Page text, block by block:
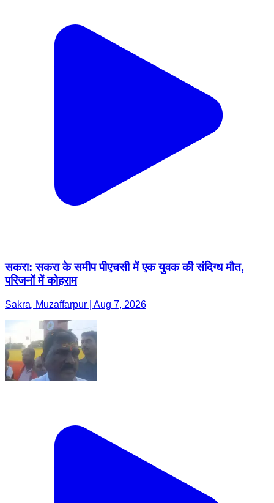
सकरा: सकरा के समीप पीएचसी में एक युवक की संदिग्ध मौत,
परिजनों में कोहराम
Sakra, Muzaffarpur | Aug 7, 2026